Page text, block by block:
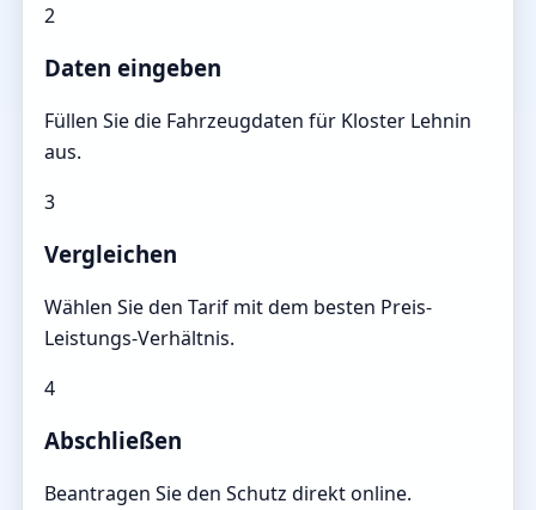
2
Daten eingeben
Füllen Sie die Fahrzeugdaten für Kloster Lehnin
aus.
3
Vergleichen
Wählen Sie den Tarif mit dem besten Preis-
Leistungs-Verhältnis.
4
Abschließen
Beantragen Sie den Schutz direkt online.